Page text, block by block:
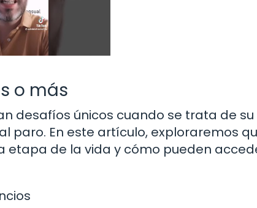
o más
desafíos únicos cuando se trata de su
paro. En este artículo, exploraremos
etapa de la vida y cómo pueden